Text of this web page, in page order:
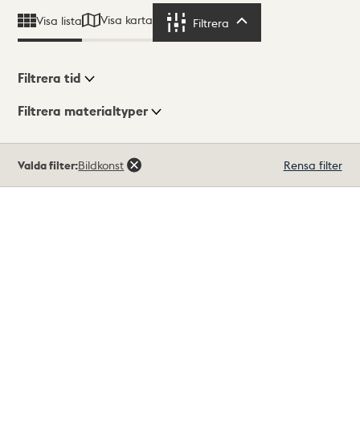
Visa lista Visa karta Filtrera
Visningsläge
Filtrera tid
Filtrera materialtyper
träffar
Valda filter:Bildkonst Rensa filter